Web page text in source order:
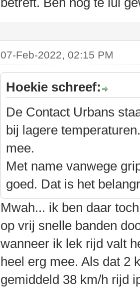
07-Feb-2022, 02:15 PM
Hoekie schreef:
De Contact Urbans
bij lagere
mee.
Met name vanwege
goed. Dat is het
Mwah... ik ben daar
op vrij snelle banden
wanneer ik lek rijd valt
heel erg mee. Als dat 2
gemiddeld 38 km/h rijd